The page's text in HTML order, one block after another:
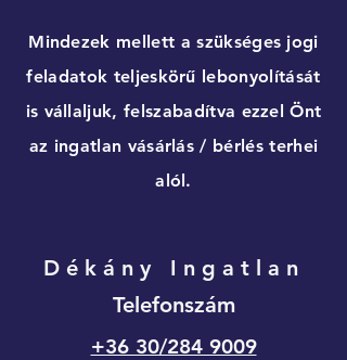
Mindezek mellett a szükséges jogi
feladatok teljeskörű lebonyolítását
is vállaljuk, felszabadítva ezzel Önt
az ingatlan vásárlás / bérlés terhei
alól.
Dékány Ingatlan
Telefonszám
+36 30/284 9009